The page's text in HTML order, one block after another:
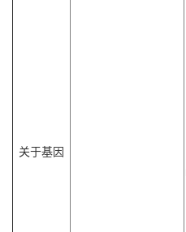
关于基因